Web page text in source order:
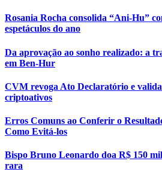
Rosania Rocha consolida “Ani-Hu”
espetáculos do ano
Da aprovação ao sonho realizado: a
em Ben-Hur
CVM revoga Ato Declaratório e
criptoativos
Erros Comuns ao Conferir o
Como Evitá-los
Bispo Bruno Leonardo doa R$ 150
rara